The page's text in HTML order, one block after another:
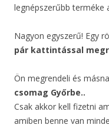
legnépszerűbb terméke
Nagyon egyszerű! Egy
pár kattintással
Ön megrendeli és
csomag Győrbe..
Csak akkor kell fizetni
amiben benne van